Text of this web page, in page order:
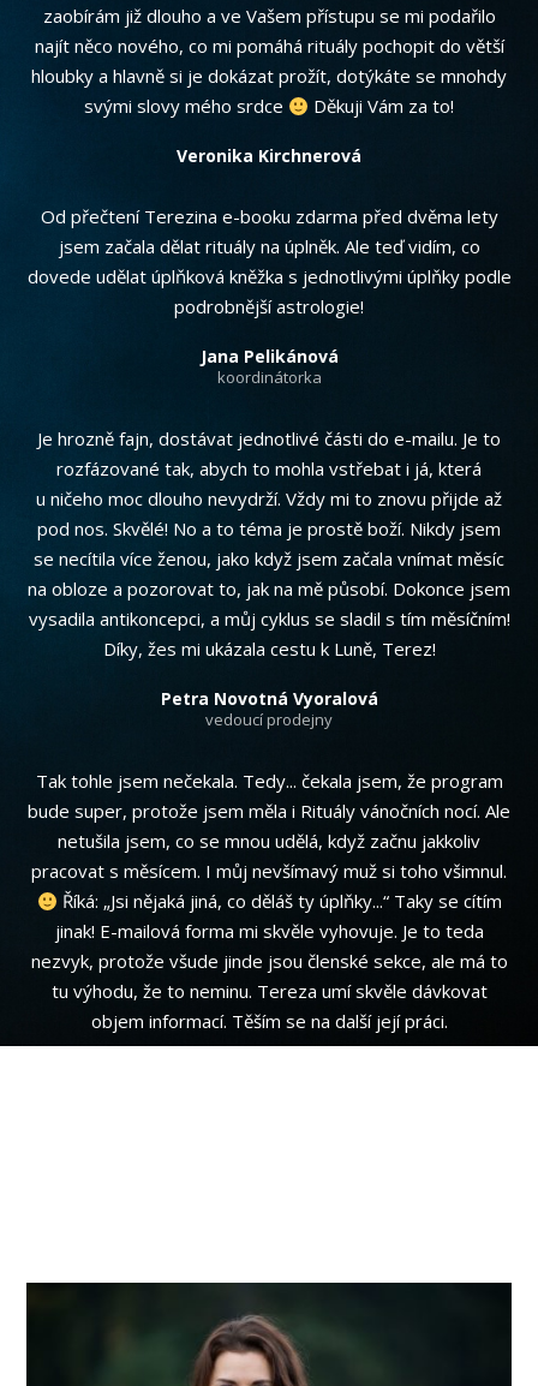
zaobírám již dlouho a ve Vašem přístupu se mi podařilo
najít něco nového, co mi pomáhá rituály pochopit do větší
hloubky a hlavně si je dokázat prožít, dotýkáte se mnohdy
svými slovy mého srdce
Děkuji Vám za to!
Veronika Kirchnerová
Od přečtení Terezina e-booku zdarma před dvěma lety
jsem začala dělat rituály na úplněk. Ale teď vidím, co
dovede udělat úplňková kněžka s jednotlivými úplňky podle
podrobnější astrologie!
Jana Pelikánová
koordinátorka
Je hrozně fajn, dostávat jednotlivé části do e-mailu. Je to
rozfázované tak, abych to mohla vstřebat i já, která
u ničeho moc dlouho nevydrží. Vždy mi to znovu přijde až
pod nos. Skvělé! No a to téma je prostě boží. Nikdy jsem
se necítila více ženou, jako když jsem začala vnímat měsíc
na obloze a pozorovat to, jak na mě působí. Dokonce jsem
vysadila antikoncepci, a můj cyklus se sladil s tím měsíčním!
Díky, žes mi ukázala cestu k Luně, Terez!
Petra Novotná Vyoralová
vedoucí prodejny
Tak tohle jsem nečekala. Tedy... čekala jsem, že program
bude super, protože jsem měla i Rituály vánočních nocí. Ale
netušila jsem, co se mnou udělá, když začnu jakkoliv
pracovat s měsícem. I můj nevšímavý muž si toho všimnul.
Říká: „Jsi nějaká jiná, co děláš ty úplňky...“ Taky se cítím
jinak! E-mailová forma mi skvěle vyhovuje. Je to teda
nezvyk, protože všude jinde jsou členské sekce, ale má to
tu výhodu, že to neminu. Tereza umí skvěle dávkovat
objem informací. Těším se na další její práci.